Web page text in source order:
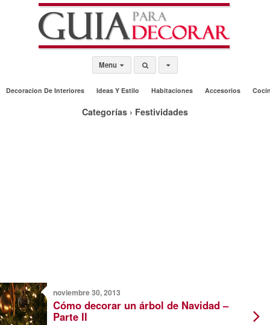
Menu
Decoracion De Interiores Ideas Y Estilo Habitaciones Accesorios
Categorías › Festividades
noviembre 30, 2013
Cómo decorar un árbol de Navidad –
Parte II